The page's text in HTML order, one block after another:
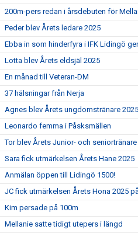
200m-pers redan i årsdebuten för
Peder blev Årets ledare 2025
Ebba in som hinderfyra i IFK Lidingö
Lotta blev Årets eldsjäl 2025
En månad till Veteran-DM
37 hälsningar från Nerja
Agnes blev Årets ungdomstränare 2025
Leonardo femma i Påsksmällen
Tor blev Årets Junior- och seniortränare
Sara fick utmärkelsen Årets Hane 2025
Anmälan öppen till Lidingö 1500!
JC fick utmärkelsen Årets Hona 2025
Kim persade på 100m
Mellanie satte tidigt utepers i längd